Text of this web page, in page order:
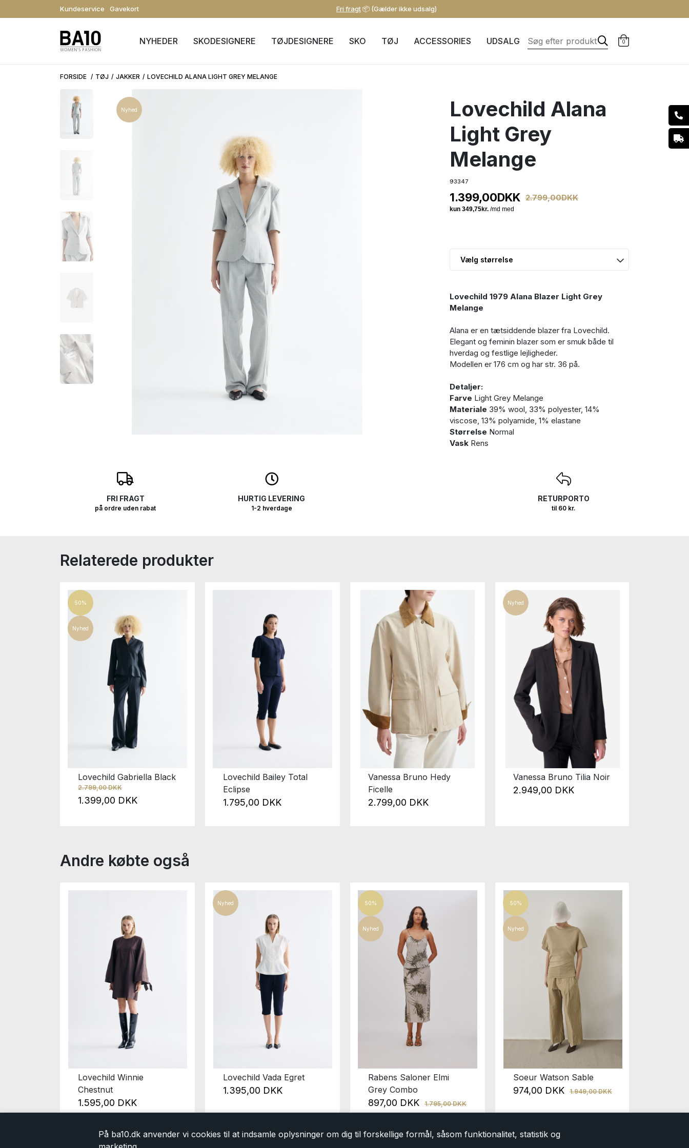
På ba10.dk anvender vi cookies til at indsamle oplysninger om dig til forskellige formål, såsom funktionalitet, statistik og
Kundeservice Gavekort Fri fragt📦 (Gælder ikke udsalg)
NYHEDER SKODESIGNERE TØJDESIGNERE SKO TØJ ACCESSORIES UDSALG 0
FORSIDE TØJ JAKKER LOVECHILD ALANA LIGHT GREY MELANGE
Nyhed
Lovechild Alana
Light Grey
Melange
93347
1.399,00DKK 2.799,00DKK
Lovechild 1979 Alana Blazer Light Grey
Melange
Alana er en tætsiddende blazer fra Lovechild.
Elegant og feminin blazer som er smuk både til
hverdag og festlige lejligheder.
Modellen er 176 cm og har str. 36 på.
Detaljer:
Farve Light Grey Melange
Materiale 39% wool, 33% polyester, 14%
viscose, 13% polyamide, 1% elastane
Størrelse Normal
Vask Rens
FRI FRAGT
på ordre uden rabat
HURTIG LEVERING
1-2 hverdage
RETURPORTO
til 60 kr.
Relaterede produkter
50%
Nyhed
Lovechild Gabriella Black
2.799,00 DKK
1.399,00 DKK
Lovechild Bailey Total
Eclipse
1.795,00 DKK
Vanessa Bruno Hedy
Ficelle
2.799,00 DKK
Nyhed
Vanessa Bruno Tilia Noir
2.949,00 DKK
Andre købte også
Lovechild Winnie
Chestnut
1.595,00 DKK
Nyhed
Lovechild Vada Egret
1.395,00 DKK
50%
Nyhed
Rabens Saloner Elmi
Grey Combo
1.795,00 DKK
897,00 DKK
50%
Nyhed
Soeur Watson Sable
1.949,00 DKK
974,00 DKK